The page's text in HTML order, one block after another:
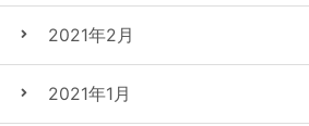
2021年2月
2021年1月